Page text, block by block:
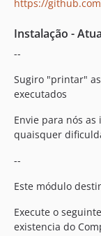
https://
Instalação -
--
Sugiro "printar"
executados
Envie para nós
quaisquer
--
Este módulo
Execute o
existencia do